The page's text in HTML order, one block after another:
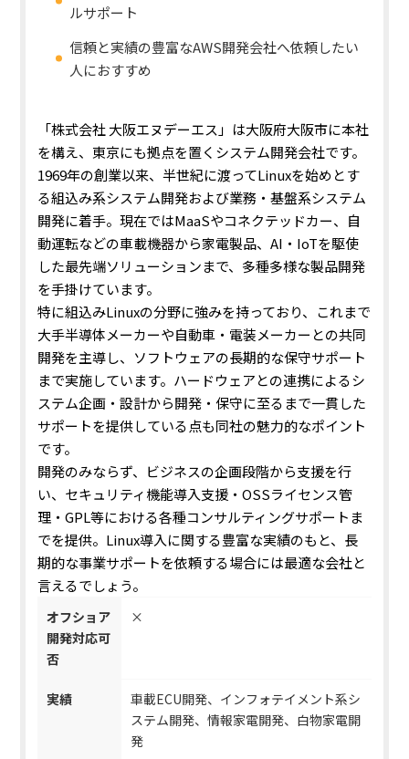
ルサポート
信頼と実績の豊富なAWS開発会社へ依頼したい
人におすすめ
「株式会社 大阪エヌデーエス」は大阪府大阪市に本社
を構え、東京にも拠点を置くシステム開発会社です。
1969年の創業以来、半世紀に渡ってLinuxを始めとす
る組込み系システム開発および業務・基盤系システム
開発に着手。現在ではMaaSやコネクテッドカー、自
動運転などの車載機器から家電製品、AI・IoTを駆使
した最先端ソリューションまで、多種多様な製品開発
を手掛けています。
特に組込みLinuxの分野に強みを持っており、これまで
大手半導体メーカーや自動車・電装メーカーとの共同
開発を主導し、ソフトウェアの長期的な保守サポート
まで実施しています。ハードウェアとの連携によるシ
ステム企画・設計から開発・保守に至るまで一貫した
サポートを提供している点も同社の魅力的なポイント
です。
開発のみならず、 ビジネスの企画段階から支援を行
い、セキュリティ機能導入支援・OSSライセンス管
理・GPL等における各種コンサルティングサポートま
でを提供。Linux導入に関する豊富な実績のもと、長
期的な事業サポートを依頼する場合には最適な会社と
言えるでしょう。
オフショア
開発対応可
否
×
実績
車載ECU開発、インフォテイメント系シ
ステム開発、情報家電開発、白物家電開
発